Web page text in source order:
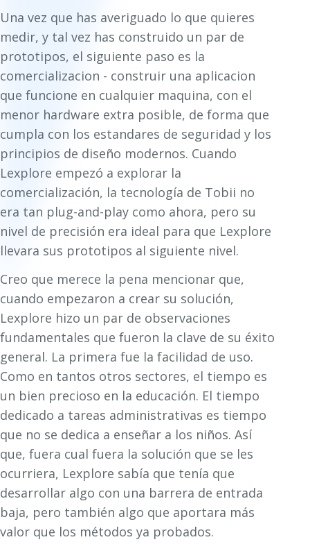
Una vez que has averiguado lo que quieres
medir, y tal vez has construido un par de
prototipos, el siguiente paso es la
comercializacion - construir una aplicacion
que funcione en cualquier maquina, con el
menor hardware extra posible, de forma que
cumpla con los estandares de seguridad y los
principios de diseño modernos. Cuando
Lexplore empezó a explorar la
comercialización, la tecnología de Tobii no
era tan plug-and-play como ahora, pero su
nivel de precisión era ideal para que Lexplore
llevara sus prototipos al siguiente nivel.
Creo que merece la pena mencionar que,
cuando empezaron a crear su solución,
Lexplore hizo un par de observaciones
fundamentales que fueron la clave de su éxito
general. La primera fue la facilidad de uso.
Como en tantos otros sectores, el tiempo es
un bien precioso en la educación. El tiempo
dedicado a tareas administrativas es tiempo
que no se dedica a enseñar a los niños. Así
que, fuera cual fuera la solución que se les
ocurriera, Lexplore sabía que tenía que
desarrollar algo con una barrera de entrada
baja, pero también algo que aportara más
valor que los métodos ya probados.